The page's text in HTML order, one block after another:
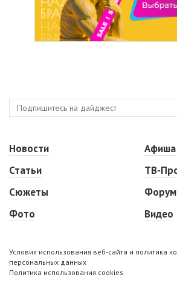
Новости
Статьи
Сюжеты
Фото
Афиша
ТВ-
Форум
Видео
Условия использования веб-сайта и политика
персональных данных
Политика использования cookies